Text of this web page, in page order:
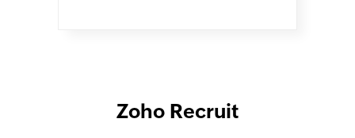
Zoho Recruit